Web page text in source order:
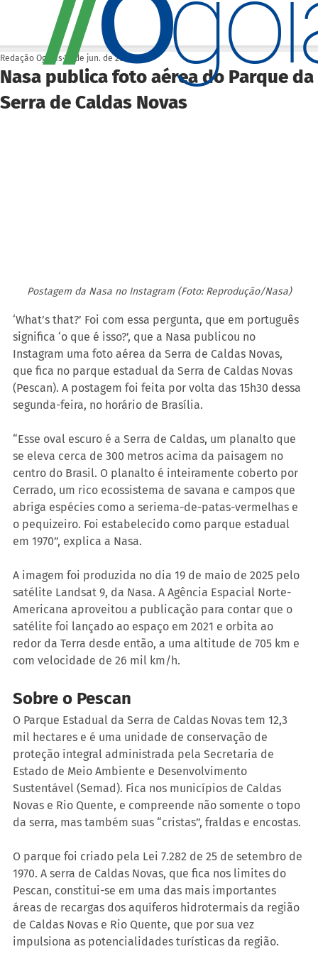
Nasa publica foto aérea do Parque da
Serra de Caldas Novas
Redação Ogoiás 18 de jun. de 2025
Postagem da Nasa no Instagram (Foto: Reprodução/Nasa)
‘What’s that?’ Foi com essa pergunta, que em português
significa ‘o que é isso?’, que a Nasa publicou no
Instagram uma foto aérea da Serra de Caldas Novas,
que fica no parque estadual da Serra de Caldas Novas
(Pescan). A postagem foi feita por volta das 15h30 dessa
segunda-feira, no horário de Brasília.
“Esse oval escuro é a Serra de Caldas, um planalto que
se eleva cerca de 300 metros acima da paisagem no
centro do Brasil. O planalto é inteiramente coberto por
Cerrado, um rico ecossistema de savana e campos que
abriga espécies como a seriema-de-patas-vermelhas e
o pequizeiro. Foi estabelecido como parque estadual
em 1970”, explica a Nasa.
A imagem foi produzida no dia 19 de maio de 2025 pelo
satélite Landsat 9, da Nasa. A Agência Espacial Norte-
Americana aproveitou a publicação para contar que o
satélite foi lançado ao espaço em 2021 e orbita ao
redor da Terra desde então, a uma altitude de 705 km e
com velocidade de 26 mil km/h.
Sobre o Pescan
O Parque Estadual da Serra de Caldas Novas tem 12,3
mil hectares e é uma unidade de conservação de
proteção integral administrada pela Secretaria de
Estado de Meio Ambiente e Desenvolvimento
Sustentável (Semad). Fica nos municípios de Caldas
Novas e Rio Quente, e compreende não somente o topo
da serra, mas também suas “cristas”, fraldas e encostas.
O parque foi criado pela Lei 7.282 de 25 de setembro de
1970. A serra de Caldas Novas, que fica nos limites do
Pescan, constitui-se em uma das mais importantes
áreas de recargas dos aquíferos hidrotermais da região
de Caldas Novas e Rio Quente, que por sua vez
impulsiona as potencialidades turísticas da região.